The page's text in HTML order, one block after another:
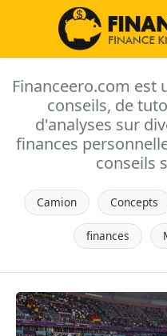
Financeero.com est
conseils, de
d'analyses sur
finances
conseils
Camion Concepts
finances